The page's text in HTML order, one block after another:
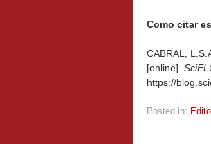
Como citar
CABRAL,
[online].
https://
Posted in: